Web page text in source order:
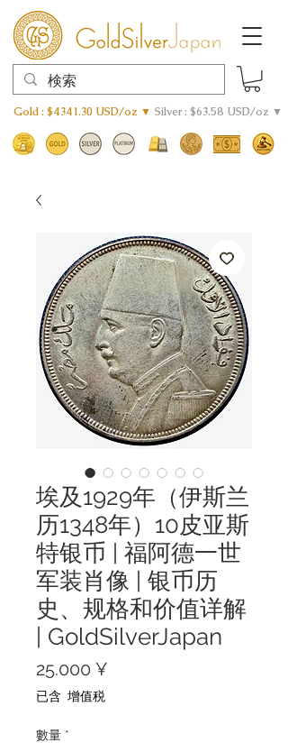
Gold : $4341.30 USD/oz ▼ Silver : $63.58 USD/oz ▼
埃及1929年（伊斯兰
历1348年）10皮亚斯
特银币 | 福阿德一世
军装肖像 | 银币历
史、规格和价值详解
| GoldSilverJapan
25.000 ¥
已含 增值税
數量 *